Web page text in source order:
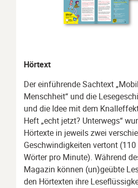
Hörtext
Der einführende Sachtext
Menschheit“ und die
und die Idee mit dem
Heft „echt jetzt? Unterwegs“
Hörtexte in jeweils zwei
Geschwindigkeiten vertont
Wörter pro Minute). Während
Magazin können (un)geübte
den Hörtexten ihre